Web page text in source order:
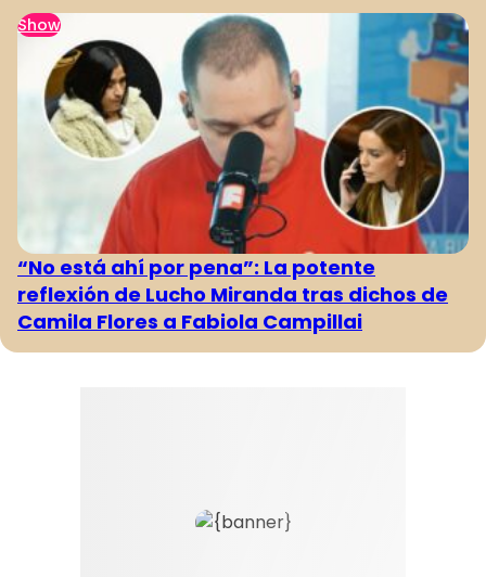
Show
“No está ahí por pena”: La potente
reflexión de Lucho Miranda tras dichos de
Camila Flores a Fabiola Campillai